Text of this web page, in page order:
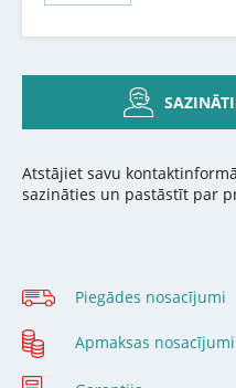
Atstājiet savu
sazināties un pastāstīt par
Piegādes nosacījumi
Apmaksas nosacījumi